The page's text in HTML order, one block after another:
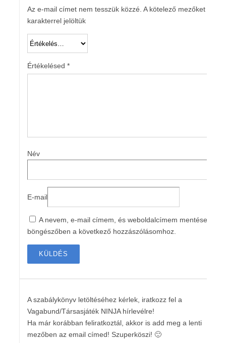
Az e-mail címet nem tesszük közzé. A kötelező mezőket
karakterrel jelöltük
Értékelésed *
Név
E-mail
A nevem, e-mail címem, és weboldalcímem mentése a
böngészőben a következő hozzászólásomhoz.
A szabálykönyv letöltéséhez kérlek, iratkozz fel a
Vagabund/Társasjáték NINJA hírlevélre!
Ha már korábban feliratkoztál, akkor is add meg a lenti
mezőben az email címed! Szuperköszi! 🙂